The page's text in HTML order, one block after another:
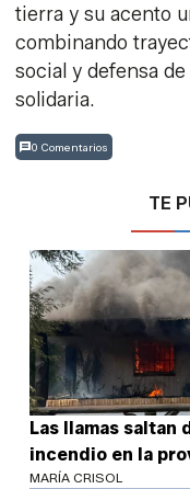
tierra y su acento
combinando
social y defensa
solidaria.
0 Comentarios
TE
Las llamas saltan
incendio en la
MARÍA CRISOL